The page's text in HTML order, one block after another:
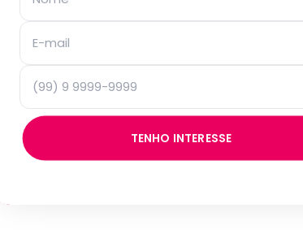
TENHO INTERESSE